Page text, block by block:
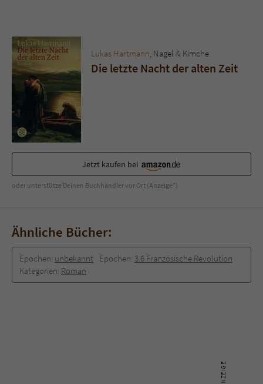
Lukas Hartmann, Nagel & Kimche
Die letzte Nacht der alten Zeit
Jetzt kaufen bei
oder unterstütze Deinen Buchhändler vor Ort (Anzeige*)
Ähnliche Bücher:
Epochen: unbekannt Epochen: 3.6 Französische Revolution
Kategorien: Roman